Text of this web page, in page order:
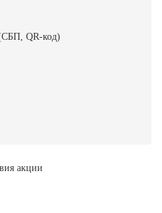
QR-код)
акции